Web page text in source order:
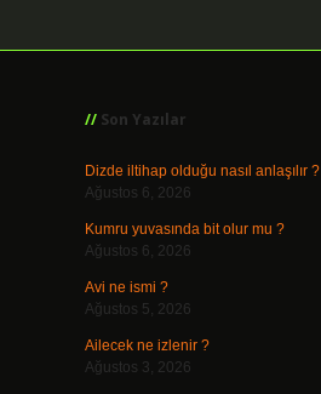
Son Yazılar
Dizde iltihap olduğu nasıl anlaşılır ?
Ağustos 6, 2026
Kumru yuvasında bit olur mu ?
Ağustos 6, 2026
Avi ne ismi ?
Ağustos 5, 2026
Ailecek ne izlenir ?
Ağustos 3, 2026